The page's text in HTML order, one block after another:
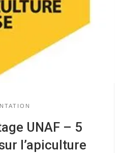
UNAF – 5
l’apiculture